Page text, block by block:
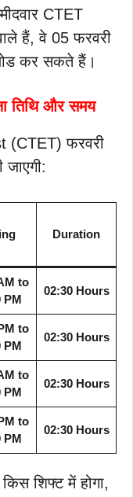
CTET
हैं, वे 05 फरवरी
कर सकते हैं।
तिथि और समय
(CTET) फरवरी
जाएगी:
Duration
to
PM
02:30 Hours
to
PM
02:30 Hours
to
PM
02:30 Hours
to
PM
02:30 Hours
शिफ्ट में होगा,